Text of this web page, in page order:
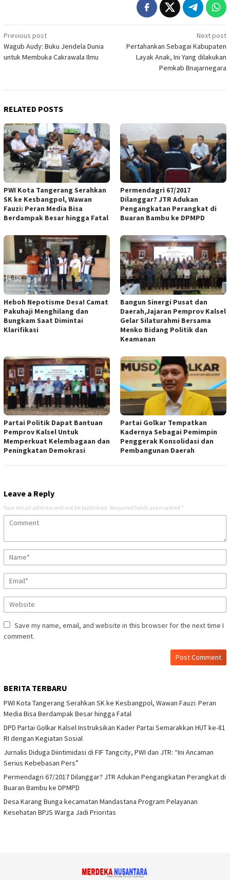
Post
navigation
Previous post
Wagub Audy: Buku Jendela Dunia
untuk Membuka Cakrawala Ilmu
Next post
Pertahankan Sebagai Kabupaten
Layak Anak, Ini Yang dilakukan
Pemkab Bnajarnegara
RELATED POSTS
PWI Kota Tangerang Serahkan
SK ke Kesbangpol, Wawan
Fauzi: Peran Media Bisa
Berdampak Besar hingga Fatal
Permendagri 67/2017
Dilanggar? JTR Adukan
Pengangkatan Perangkat di
Buaran Bambu ke DPMPD
Heboh Nepotisme Desa! Camat
Pakuhaji Menghilang dan
Bungkam Saat Dimintai
Klarifikasi
Bangun Sinergi Pusat dan
Daerah,Jajaran Pemprov Kalsel
Gelar Silaturahmi Bersama
Menko Bidang Politik dan
Keamanan
Partai Politik Dapat Bantuan
Pemprov Kalsel Untuk
Memperkuat Kelembagaan dan
Peningkatan Demokrasi
Partai Golkar Tempatkan
Kadernya Sebagai Pemimpin
Penggerak Konsolidasi dan
Pembangunan Daerah
Leave a Reply
Your email address will not be published. Required fields are marked *
Save my name, email, and website in this browser for the next time I
comment.
BERITA TERBARU
PWI Kota Tangerang Serahkan SK ke Kesbangpol, Wawan Fauzi: Peran
Media Bisa Berdampak Besar hingga Fatal
DPD Partai Golkar Kalsel Instruksikan Kader Partai Semarakkan HUT ke-81
RI dengan Kegiatan Sosial
Jurnalis Diduga Diintimidasi di FIF Tangcity, PWI dan JTR: “Ini Ancaman
Serius Kebebasan Pers”
Permendagri 67/2017 Dilanggar? JTR Adukan Pengangkatan Perangkat di
Buaran Bambu ke DPMPD
Desa Karang Bunga kecamatan Mandastana Program Pelayanan
Kesehatan BPJS Warga Jadi Prioritas